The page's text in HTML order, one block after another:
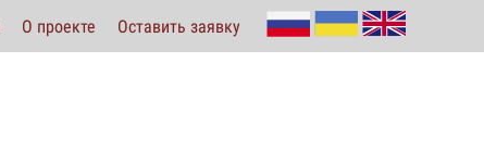
О проекте Оставить заявку